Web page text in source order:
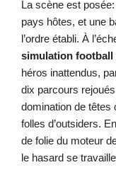
La scène est
pays hôtes, et une
l’ordre établi. À
simulation football
héros inattendus,
dix parcours
domination de têtes
folles d’outsiders.
de folie du moteur
le hasard se